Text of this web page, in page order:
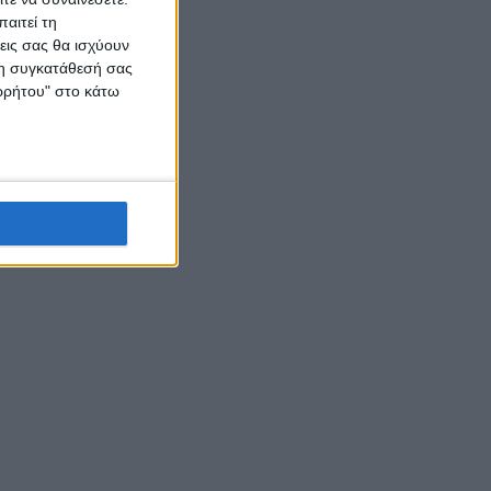
τη
σας θα ισχύουν
συγκατάθεσή σας
στο κάτω